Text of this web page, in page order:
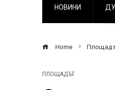
НОВИНИ
Home
ПЛОЩАДЪТ